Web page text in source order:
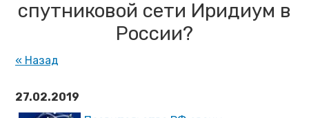
спутниковой сети Иридиум в
России?
« Назад
27.02.2019